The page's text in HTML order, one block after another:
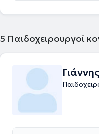
5 Παιδοχειρουργοί